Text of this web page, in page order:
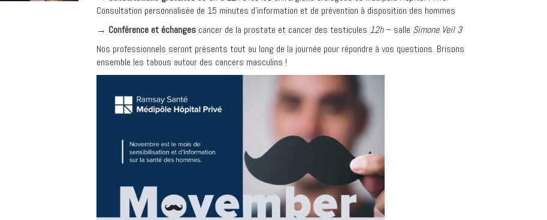
Consultation personnalisée de 15 minutes d’information et de prévention à disposition des hommes
→ Conférence et échanges cancer de la prostate et cancer des testicules 12h– salle Simone Veil 3
Nos professionnels seront présents tout au long de la journée pour répondre à vos questions. Brisons
ensemble les tabous autour des cancers masculins !